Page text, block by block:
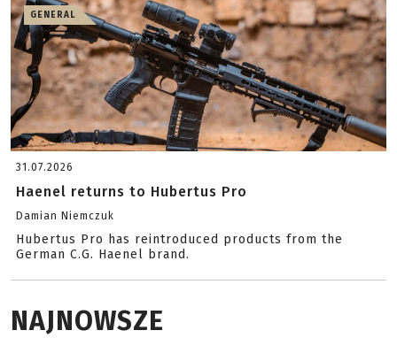
GENERAL
31.07.2026
Haenel returns to Hubertus Pro
Damian Niemczuk
Hubertus Pro has reintroduced products from the
German C.G. Haenel brand.
NAJNOWSZE